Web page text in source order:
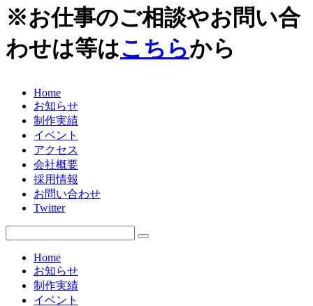
※お仕事のご相談やお問い合
わせは等はこちらから
Home
お知らせ
制作実績
イベント
アクセス
会社概要
採用情報
お問い合わせ
Twitter
Home
お知らせ
制作実績
イベント